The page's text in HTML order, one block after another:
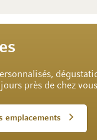
près de chez
emplacements